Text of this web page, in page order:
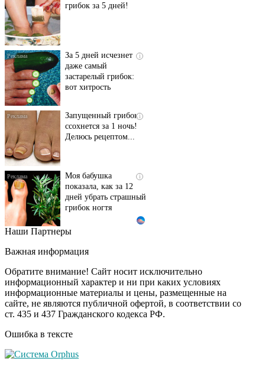
грибок за 5 дней!
i
За 5 дней исчезнет
даже самый
застарелый грибок:
вот хитрость
i
Запущенный грибок
ссохнется за 1 ночь!
Делюсь рецептом...
i
Моя бабушка
показала, как за 12
дней убрать страшный
грибок ногтя
Этот танец невесты
Пересмотрела 10 раз
i
Ролик длится пару
секунд, но вы будете в
шоке от увиденного
Ролик из Омска: вы
Наши Партнеры
Важная информация
Обратите внимание! Сайт носит исключительно
информационный характер и ни при каких условиях
информационные материалы и цены, размещенные на
сайте, не являются публичной офертой, в соответствии со
ст. 435 и 437 Гражданского кодекса РФ.
Ошибка в тексте